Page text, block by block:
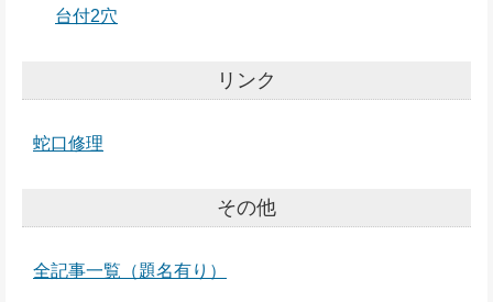
台付2穴
リンク
蛇口修理
その他
全記事一覧（題名有り）